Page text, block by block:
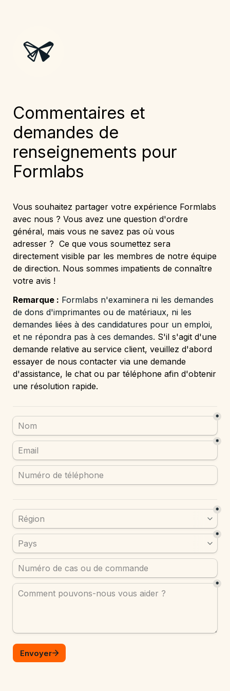
Commentaires et
demandes de
renseignements pour
Formlabs
Vous souhaitez partager votre expérience Formlabs
avec nous ? Vous avez une question d'ordre
général, mais vous ne savez pas où vous
adresser ?  Ce que vous soumettez sera
directement visible par les membres de notre équipe
de direction. Nous sommes impatients de connaître
votre avis !
Remarque : Formlabs n'examinera ni les demandes
de dons d'imprimantes ou de matériaux, ni les
demandes liées à des candidatures pour un emploi,
et ne répondra pas à ces demandes. S'il s'agit d'une
demande relative au service client, veuillez d'abord
essayer de nous contacter via une demande
d'assistance, le chat ou par téléphone afin d'obtenir
une résolution rapide.
*
*
*
*
*
Envoyer